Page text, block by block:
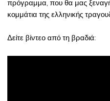
πρόγραμμα, που θα μας
κομμάτια της ελληνικής
Δείτε βίντεο από τη βραδιά: